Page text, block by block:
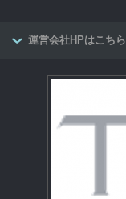
運営会社HPはこちら